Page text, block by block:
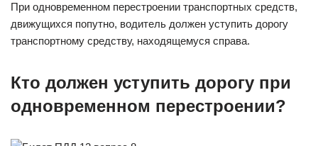
При одновременном перестроении транспортных средств,
движущихся попутно, водитель должен уступить дорогу
транспортному средству, находящемуся справа.
Кто должен уступить дорогу при
одновременном перестроении?